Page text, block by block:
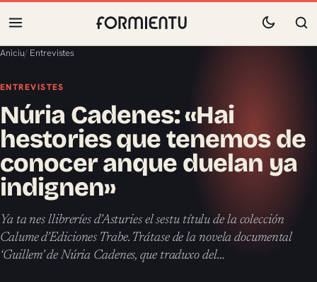
Aniciu/ Entrevistes
ENTREVISTES
Núria Cadenes: «Hai
hestories que tenemos de
conocer anque duelan ya
indignen»
Ya ta nes llibreríes d’Asturies el sestu títulu de la colección
Calume d’Ediciones Trabe. Trátase de la novela documental
‘Guillem’ de Núria Cadenes, que traduxo del…